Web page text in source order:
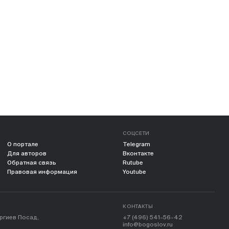
О портале
Для авторов
Обратная связь
Правовая информация
СОЦСЕТИ
Telegram
Вконтакте
Rutube
Youtube
Посад,
КОНТАКТЫ
+7 (496) 541-56-42
info@bogoslov.ru